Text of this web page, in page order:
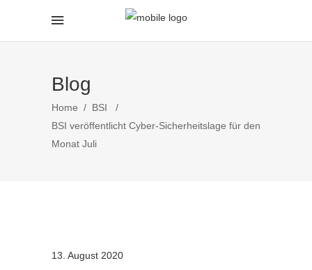
Blog
Home / BSI
/
BSI veröffentlicht Cyber-Sicherheitslage für den
Monat Juli
13. August 2020